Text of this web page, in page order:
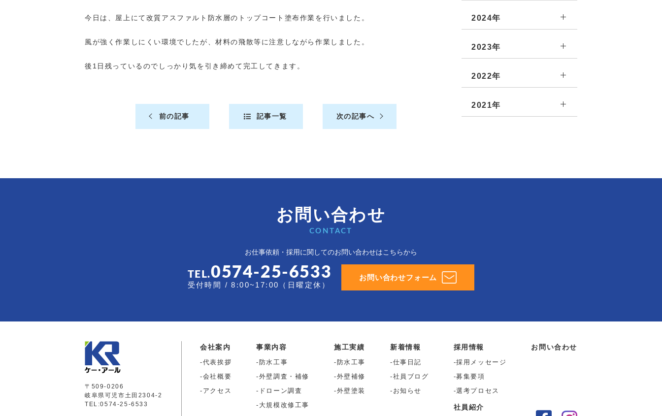
今日は、屋上にて改質アスファルト防水層のトップコート塗布作業を行いました。
風が強く作業しにくい環境でしたが、材料の飛散等に注意しながら作業しました。
後1日残っているのでしっかり気を引き締めて完工してきます。
前の記事 記事一覧 次の記事へ
2024年
2023年
2022年
2021年
お問い合わせ
CONTACT
お仕事依頼・採用に関してのお問い合わせはこちらから
TEL.0574-25-6533
受付時間 / 8:00~17:00（日曜定休）
お問い合わせフォーム
〒509-0206
岐阜県可児市土田2304-2
TEL:0574-25-6533
会社案内
代表挨拶
会社概要
アクセス
事業内容
防水工事
外壁調査・補修
ドローン調査
大規模改修工事
施工実績
防水工事
外壁補修
外壁塗装
新着情報
仕事日記
社員ブログ
お知らせ
採用情報
採用メッセージ
募集要項
選考プロセス
社員紹介
お問い合わせ